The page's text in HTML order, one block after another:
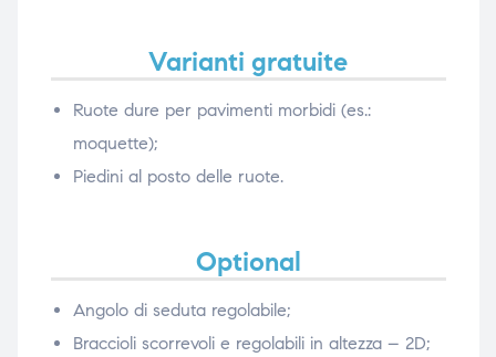
Varianti gratuite
Ruote dure per pavimenti morbidi (es.:
moquette);
Piedini al posto delle ruote.
Optional
Angolo di seduta regolabile;
Braccioli scorrevoli e regolabili in altezza – 2D;